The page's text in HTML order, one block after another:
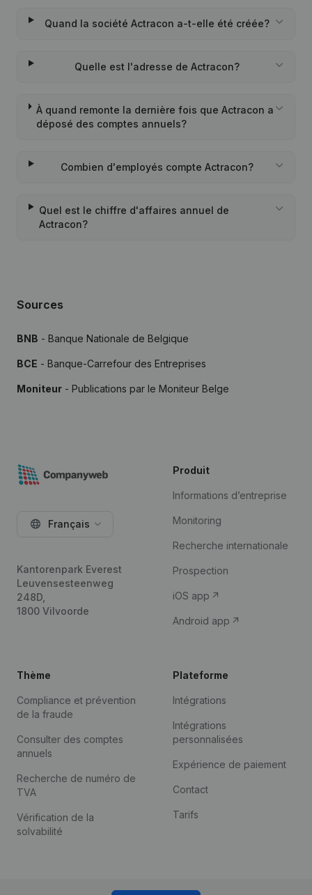
Quand la société Actracon a-t-elle été créée?
Quelle est l'adresse de Actracon?
À quand remonte la dernière fois que Actracon a
déposé des comptes annuels?
Combien d'employés compte Actracon?
Quel est le chiffre d'affaires annuel de
Actracon?
Sources
BNB - Banque Nationale de Belgique
BCE - Banque-Carrefour des Entreprises
Moniteur - Publications par le Moniteur Belge
Français
Kantorenpark Everest
Leuvensesteenweg
248D,
1800 Vilvoorde
Produit
Informations d’entreprise
Monitoring
Recherche internationale
Prospection
iOS app
Android app
Thème
Compliance et prévention
de la fraude
Consulter des comptes
annuels
Recherche de numéro de
TVA
Vérification de la
solvabilité
Plateforme
Intégrations
Intégrations
personnalisées
Expérience de paiement
Contact
Tarifs